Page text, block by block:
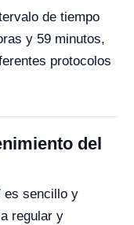
de tiempo
y 59 minutos,
protocolos
del
es sencillo y
regular y